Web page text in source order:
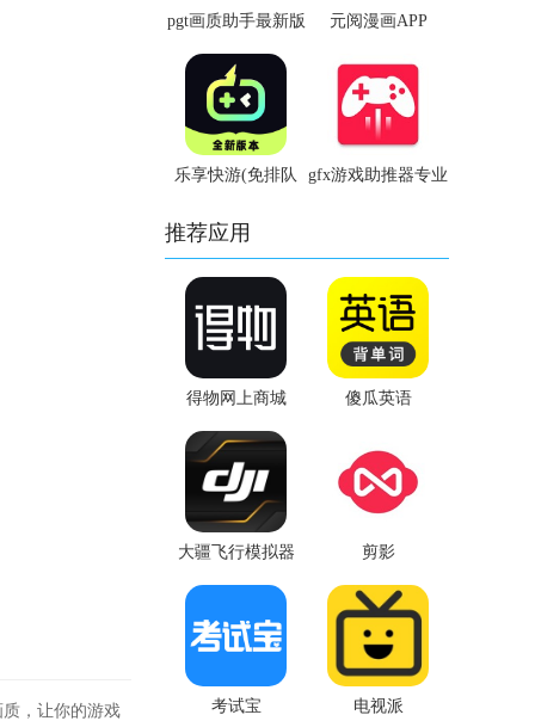
，让你的游戏
pgt画质助手最新版 元阅漫画APP
乐享快游(免排队
gfx游戏助推器专业
推荐应用
得物网上商城 傻瓜英语
大疆飞行模拟器 剪影
考试宝 电视派